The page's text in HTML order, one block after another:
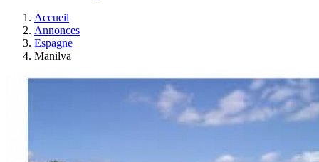
Accueil
Annonces
Espagne
Manilva